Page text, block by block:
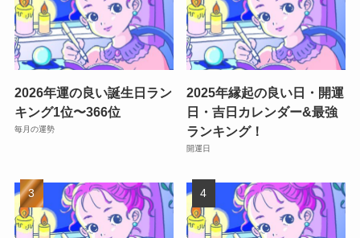
2026年運の良い誕生日ラン
キング1位〜366位
毎月の運勢
2025年縁起の良い日・開運
日・吉日カレンダー&最強
ランキング！
開運日